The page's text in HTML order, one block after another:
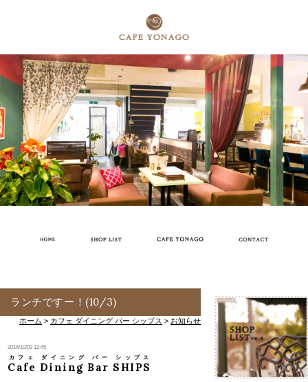
ランチですー！(10/3)
ホーム > カフェ ダイニング バー シップス > お知らせ
2016/10/03 12:45
Cafe Dining Bar SHIPS
カフェ ダイニング バー シップス